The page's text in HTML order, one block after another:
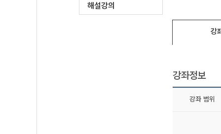
해설강의
강
강좌정보
강좌 범위